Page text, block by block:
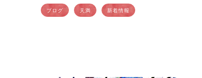
す！ 鈴木会長は【チャンピオン牛・最優秀近
江牛】※当店の販売名( […]
ブログ 天満 新着情報